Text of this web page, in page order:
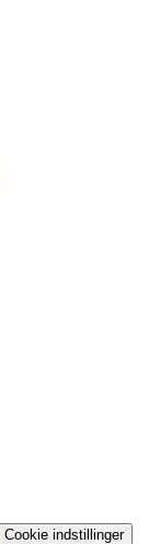
Cookie indstillinger